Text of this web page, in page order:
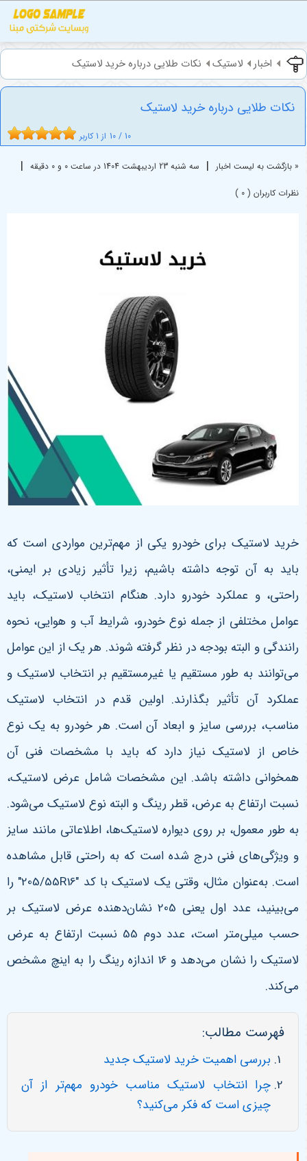
اخبار لاستیک نکات طلایی درباره خرید لاستیک
نکات طلایی درباره خرید لاستیک
10 / 10 از 1 کاربر
« بازگشت به لیست اخبار | سه شنبه 23 ارديبهشت 1404 در ساعت 0 و 0 دقیقه |
نظرات کاربران ( 0 )
خرید لاستیک برای خودرو یکی از مهم‌ترین مواردی است که
باید به آن توجه داشته باشیم، زیرا تأثیر زیادی بر ایمنی،
راحتی، و عملکرد خودرو دارد. هنگام انتخاب لاستیک، باید
عوامل مختلفی از جمله نوع خودرو، شرایط آب و هوایی، نحوه
رانندگی و البته بودجه در نظر گرفته شوند. هر یک از این عوامل
می‌توانند به طور مستقیم یا غیرمستقیم بر انتخاب لاستیک و
عملکرد آن تأثیر بگذارند. اولین قدم در انتخاب لاستیک
مناسب، بررسی سایز و ابعاد آن است. هر خودرو به یک نوع
خاص از لاستیک نیاز دارد که باید با مشخصات فنی آن
همخوانی داشته باشد. این مشخصات شامل عرض لاستیک،
نسبت ارتفاع به عرض، قطر رینگ و البته نوع لاستیک می‌شود.
به طور معمول، بر روی دیواره لاستیک‌ها، اطلاعاتی مانند سایز
و ویژگی‌های فنی درج شده است که به راحتی قابل مشاهده
است. به‌عنوان مثال، وقتی یک لاستیک با کد "205/55R16"
را
می‌بینید، عدد اول یعنی 205 نشان‌دهنده عرض لاستیک بر
حسب میلی‌متر است، عدد دوم 55 نسبت ارتفاع به عرض
لاستیک را نشان می‌دهد و 16 اندازه رینگ را به اینچ مشخص
می‌کند.
فهرست مطالب:
بررسی اهمیت خرید لاستیک جدید
چرا انتخاب لاستیک مناسب خودرو مهم‌تر از آن
چیزی است که فکر می‌کنید؟